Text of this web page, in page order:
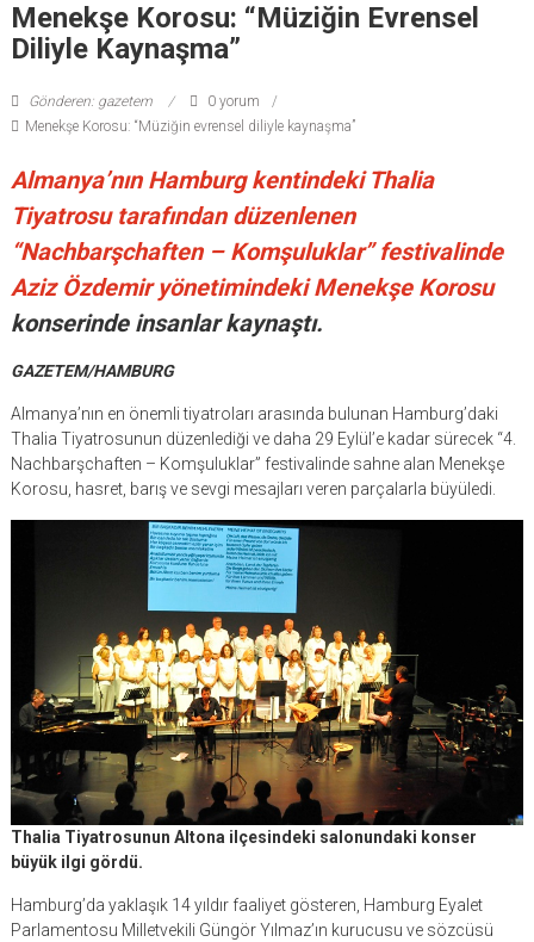
Menekşe Korosu: “Müziğin Evrensel
Diliyle Kaynaşma”
Gönderen: gazetem
0 yorum
Menekşe Korosu: “Müziğin evrensel diliyle kaynaşma”
Almanya’nın Hamburg kentindeki Thalia
Tiyatrosu tarafından düzenlenen
“Nachbarşchaften – Komşuluklar” festivalinde
Aziz Özdemir yönetimindeki Menekşe Korosu
konserinde insanlar kaynaştı.
GAZETEM/HAMBURG
Almanya’nın en önemli tiyatroları arasında bulunan Hamburg’daki
Thalia Tiyatrosunun düzenlediği ve daha 29 Eylül’e kadar sürecek “4.
Nachbarşchaften – Komşuluklar” festivalinde sahne alan Menekşe
Korosu, hasret, barış ve sevgi mesajları veren parçalarla büyüledi.
Thalia Tiyatrosunun Altona ilçesindeki salonundaki konser
büyük ilgi gördü.
Hamburg’da yaklaşık 14 yıldır faaliyet gösteren, Hamburg Eyalet
Parlamentosu Milletvekili Güngör Yılmaz’ın kurucusu ve sözcüsü